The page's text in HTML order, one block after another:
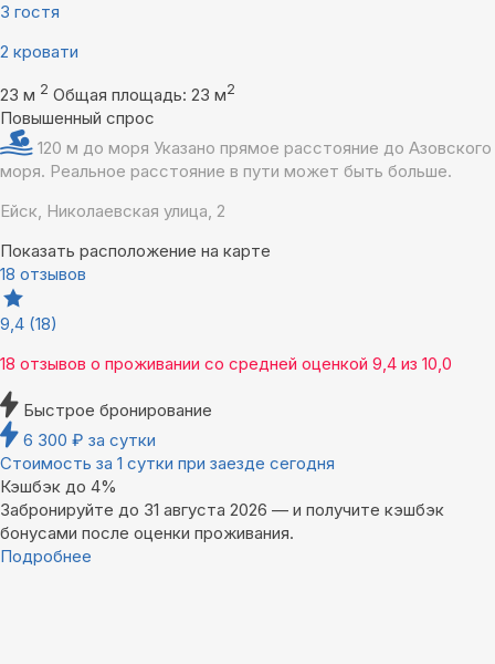
3 гостя
2 кровати
23 м 2 Общая площадь: 23 м2
Повышенный спрос
120 м до моря Указано прямое расстояние до Азовского
моря. Реальное расстояние в пути может быть больше.
Ейск, Николаевская улица, 2
Показать расположение на карте
18 отзывов
9,4 (18)
18 отзывов о проживании со средней оценкой 9,4 из 10,0
Быстрое бронирование
6 300 ₽ за сутки
Стоимость за 1 сутки при заезде сегодня
Кэшбэк до 4%
Забронируйте до 31 августа 2026 — и получите кэшбэк
бонусами после оценки проживания.
Подробнее